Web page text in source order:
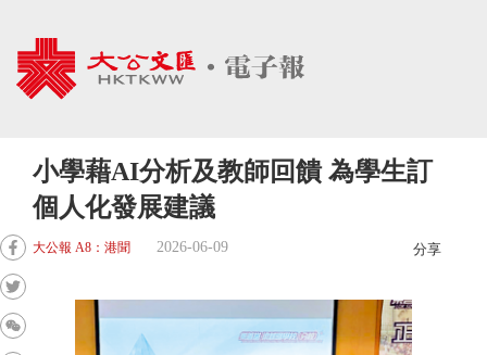
小學藉AI分析及教師回饋 為學生訂
個人化發展建議
大公報 A8：港聞 2026-06-09 分享